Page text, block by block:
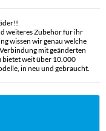
weiteres Zubehör für ihr
wissen wir genau welche
mit geänderten
weit über 10.000
in neu und gebraucht.